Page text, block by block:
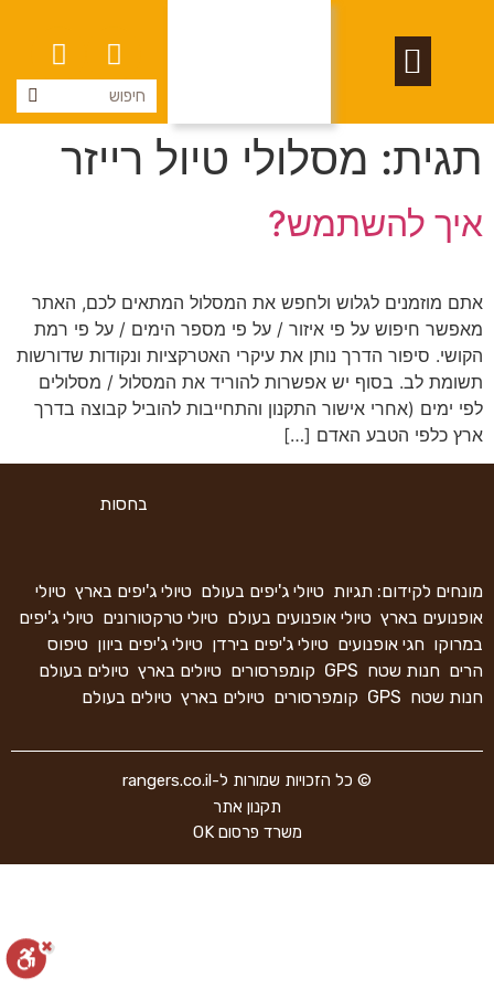
תגית: מסלולי טיול רייזר
איך להשתמש?
אתם מוזמנים לגלוש ולחפש את המסלול המתאים לכם, האתר
מאפשר חיפוש על פי איזור / על פי מספר הימים / על פי רמת
הקושי. סיפור הדרך נותן את עיקרי האטרקציות ונקודות שדורשות
תשומת לב. בסוף יש אפשרות להוריד את המסלול / מסלולים
לפי ימים (אחרי אישור התקנון והתחייבות להוביל קבוצה בדרך
ארץ כלפי הטבע האדם […]
בחסות
מונחים לקידום: תגיות טיולי ג'יפים בעולם טיולי ג'יפים בארץ טיולי
אופנועים בארץ טיולי אופנועים בעולם טיולי טרקטורונים טיולי ג'יפים
במרוקו חגי אופנועים טיולי ג'יפים בירדן טיולי ג'יפים ביוון טיפוס
הרים חנות שטח GPS קומפרסורים טיולים בארץ טיולים בעולם
חנות שטח GPS קומפרסורים טיולים בארץ טיולים בעולם
© כל הזכויות שמורות ל-rangers.co.il
תקנון אתר
משרד פרסום OK